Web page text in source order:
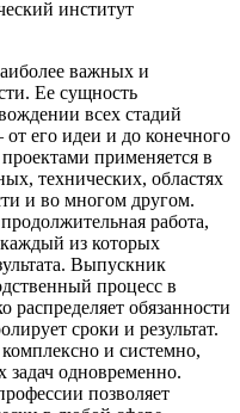
важных и
Ее сущность
всех стадий
от его идеи и до конечного
применяется в
технических, областях
и во многом другом.
работа,
каждый из которых
Выпускник
процесс в
распределяет обязанности
сроки и результат.
и системно,
задач одновременно.
позволяет